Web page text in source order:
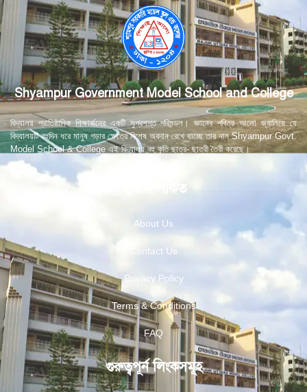
Shyampur Government Model School and College
বিদ্যালয় প্রাতিষ্ঠানিক শিক্ষার্জনের একটি সুপ্রশস্ত পরিমন্ডল। জ্ঞানের পবিত্র আলো জ্বালিয়ে যে
বিদ্যালয়টি বহুদিন ধরে মানুষ গড়ার ক্ষেত্রে বিশেষ অবদান রেখে যাচ্ছে তার নাম Shyampur Govt.
Model School & College এই বিদ্যালয় বহু কৃতি ছাত্র- ছাত্রী তৈরী করেছে।
স্কুল সম্পর্কিত
About Us
Contact Us
Privacy Policy
Terms & Conditions
FAQ
গুরুত্বপূর্ন লিংকসমূহ